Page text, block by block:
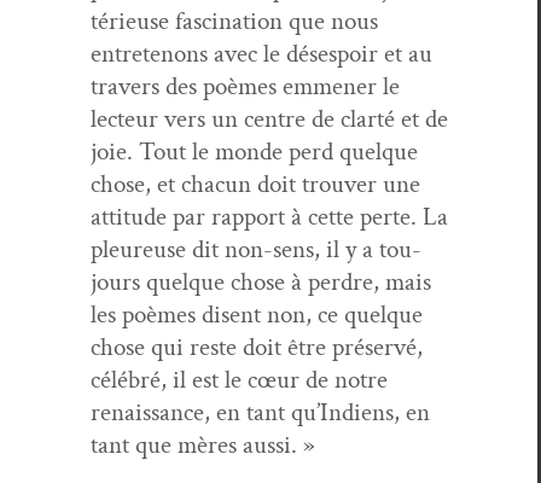
térieuse fas­ci­na­tion que nous
entretenons avec le dés­espoir et au
tra­vers des poèmes emmen­er le
lecteur vers un cen­tre de clarté et de
joie. Tout le monde perd quelque
chose, et cha­cun doit trou­ver une
atti­tude par rap­port à cette perte. La
pleureuse dit non-sens, il y a tou­
jours quelque chose à per­dre, mais
les poèmes dis­ent non, ce quelque
chose qui reste doit être préservé,
célébré, il est le cœur de notre
renais­sance, en tant qu’Indiens, en
tant que mères aussi. »